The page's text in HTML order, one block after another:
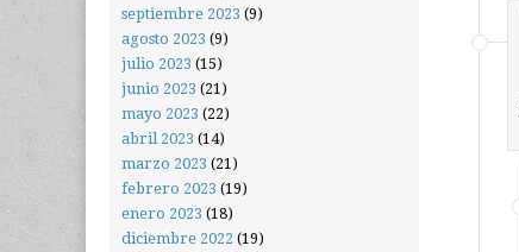
septiembre 2023 (9)
agosto 2023 (9)
julio 2023 (15)
junio 2023 (21)
mayo 2023 (22)
abril 2023 (14)
marzo 2023 (21)
febrero 2023 (19)
enero 2023 (18)
diciembre 2022 (19)